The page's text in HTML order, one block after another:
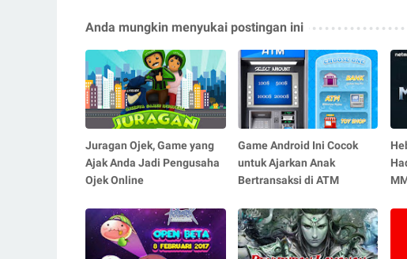
Anda mungkin menyukai postingan ini
Juragan Ojek, Game yang
Ajak Anda Jadi Pengusaha
Ojek Online
Game Android Ini Cocok
untuk Ajarkan Anak
Bertransaksi di ATM